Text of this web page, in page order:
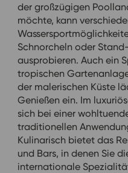
der großzügigen
möchte, kann
Schnorcheln oder
ausprobieren. Auch ein
tropischen
der malerischen Küste
Genießen ein. Im
sich bei einer
traditionellen
Kulinarisch bietet das
und Bars, in denen Sie
internationale